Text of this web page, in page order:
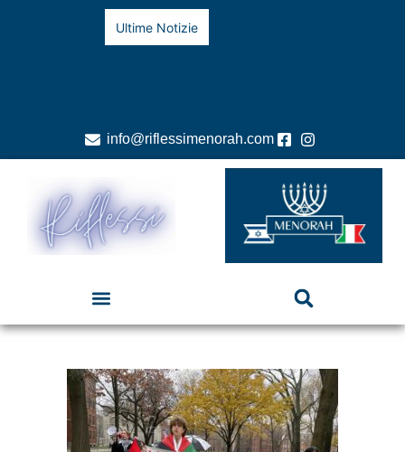
Ultime Notizie
info@riflessimenorah.com